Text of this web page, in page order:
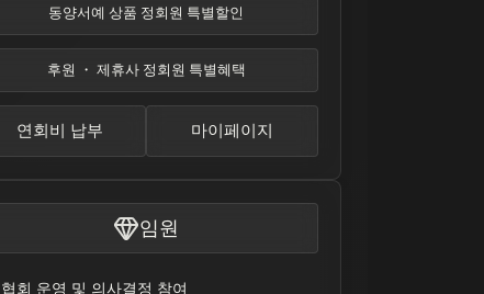
동양서예 상품 정회원 특별할인
후원 ・ 제휴사 정회원 특별혜택
연회비 납부 마이페이지
임원
협회 운영 및 의사결정 참여